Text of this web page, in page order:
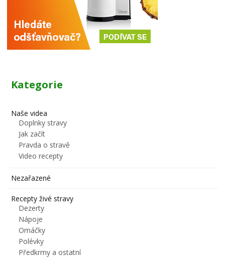
Kategorie
Naše videa
Doplnky stravy
Jak začít
Pravda o stravě
Video recepty
Nezařazené
Recepty živé stravy
Dezerty
Nápoje
Omáčky
Polévky
Předkrmy a ostatní